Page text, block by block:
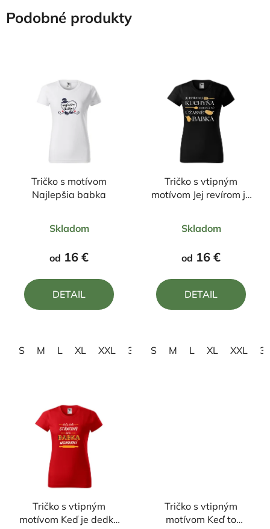
Podobné produkty
Tričko s motívom
Najlepšia babka
hodnotenie
produktu
5,0
z
Skladom
od 16 €
DETAIL
S M L XL XXL 3XL
Tričko s vtipným
motívom Jej revírom je
hodnotenie
produktu
5,0
z
Skladom
od 16 €
DETAIL
S M L XL XXL
Tričko s vtipným
motívom Keď je dedko
Tričko s vtipným
motívom Keď to